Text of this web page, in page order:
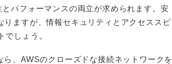
パフォーマンスの両立が求められます。安
ますが、情報セキュリティとアクセススピ
しょう。
、AWSのクローズドな接続ネットワークを